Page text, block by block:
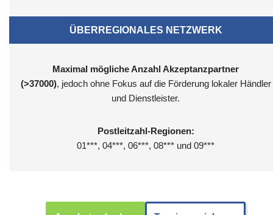
ÜBERREGIONALES NETZWERK
Maximal mögliche Anzahl Akzeptanzpartner
(>37000), jedoch ohne Fokus auf die Förderung lokaler Händler
und Dienstleister.
Postleitzahl-Regionen:
01***, 04***, 06***, 08*** und 09***